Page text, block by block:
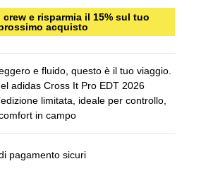
e risparmia il 15% sul tuo
acquisto
e fluido, questo è il tuo viaggio.
adidas Cross It Pro EDT 2026
limitata, ideale per controllo,
in campo
pagamento sicuri